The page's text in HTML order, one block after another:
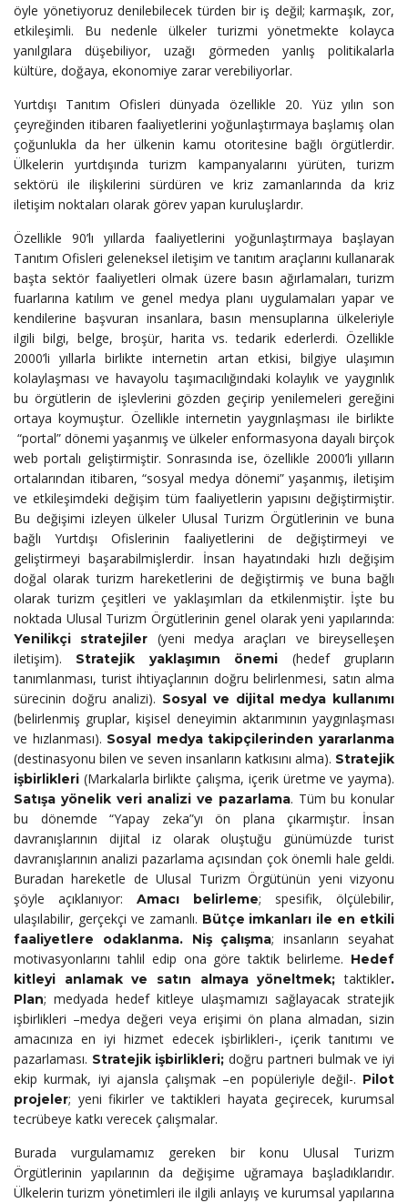
öyle yönetiyoruz denilebilecek türden bir iş değil; karmaşık, zor,
etkileşimli. Bu nedenle ülkeler turizmi yönetmekte kolayca
yanılgılara düşebiliyor, uzağı görmeden yanlış politikalarla
kültüre, doğaya, ekonomiye zarar verebiliyorlar.
Yurtdışı Tanıtım Ofisleri dünyada özellikle 20. Yüz yılın son
çeyreğinden itibaren faaliyetlerini yoğunlaştırmaya başlamış olan
çoğunlukla da her ülkenin kamu otoritesine bağlı örgütlerdir.
Ülkelerin yurtdışında turizm kampanyalarını yürüten, turizm
sektörü ile ilişkilerini sürdüren ve kriz zamanlarında da kriz
iletişim noktaları olarak görev yapan kuruluşlardır.
Özellikle 90’lı yıllarda faaliyetlerini yoğunlaştırmaya başlayan
Tanıtım Ofisleri geleneksel iletişim ve tanıtım araçlarını kullanarak
başta sektör faaliyetleri olmak üzere basın ağırlamaları, turizm
fuarlarına katılım ve genel medya planı uygulamaları yapar ve
kendilerine başvuran insanlara, basın mensuplarına ülkeleriyle
ilgili bilgi, belge, broşür, harita vs. tedarik ederlerdi. Özellikle
2000’li yıllarla birlikte internetin artan etkisi, bilgiye ulaşımın
kolaylaşması ve havayolu taşımacılığındaki kolaylık ve yaygınlık
bu örgütlerin de işlevlerini gözden geçirip yenilemeleri gereğini
ortaya koymuştur. Özellikle internetin yaygınlaşması ile birlikte
“portal” dönemi yaşanmış ve ülkeler enformasyona dayalı birçok
web portalı geliştirmiştir. Sonrasında ise, özellikle 2000’li yılların
ortalarından itibaren, “sosyal medya dönemi” yaşanmış, iletişim
ve etkileşimdeki değişim tüm faaliyetlerin yapısını değiştirmiştir.
Bu değişimi izleyen ülkeler Ulusal Turizm Örgütlerinin ve buna
bağlı Yurtdışı Ofislerinin faaliyetlerini de değiştirmeyi ve
geliştirmeyi başarabilmişlerdir. İnsan hayatındaki hızlı değişim
doğal olarak turizm hareketlerini de değiştirmiş ve buna bağlı
olarak turizm çeşitleri ve yaklaşımları da etkilenmiştir. İşte bu
noktada Ulusal Turizm Örgütlerinin genel olarak yeni yapılarında:
Yenilikçi stratejiler (yeni medya araçları ve bireyselleşen
iletişim). Stratejik yaklaşımın önemi (hedef grupların
tanımlanması, turist ihtiyaçlarının doğru belirlenmesi, satın alma
sürecinin doğru analizi). Sosyal ve dijital medya kullanımı
(belirlenmiş gruplar, kişisel deneyimin aktarımının yaygınlaşması
ve hızlanması). Sosyal medya takipçilerinden yararlanma
(destinasyonu bilen ve seven insanların katkısını alma). Stratejik
işbirlikleri (Markalarla birlikte çalışma, içerik üretme ve yayma).
Satışa yönelik veri analizi ve pazarlama. Tüm bu konular
bu dönemde “Yapay zeka”yı ön plana çıkarmıştır. İnsan
davranışlarının dijital iz olarak oluştuğu günümüzde turist
davranışlarının analizi pazarlama açısından çok önemli hale geldi.
Buradan hareketle de Ulusal Turizm Örgütünün yeni vizyonu
şöyle açıklanıyor: Amacı belirleme; spesifik, ölçülebilir,
ulaşılabilir, gerçekçi ve zamanlı. Bütçe imkanları ile en etkili
faaliyetlere odaklanma. Niş çalışma; insanların seyahat
motivasyonlarını tahlil edip ona göre taktik belirleme. Hedef
kitleyi anlamak ve satın almaya yöneltmek; taktikler.
Plan; medyada hedef kitleye ulaşmamızı sağlayacak stratejik
işbirlikleri –medya değeri veya erişimi ön plana almadan, sizin
amacınıza en iyi hizmet edecek işbirlikleri-, içerik tanıtımı ve
pazarlaması. Stratejik işbirlikleri; doğru partneri bulmak ve iyi
ekip kurmak, iyi ajansla çalışmak –en popüleriyle değil-. Pilot
projeler; yeni fikirler ve taktikleri hayata geçirecek, kurumsal
tecrübeye katkı verecek çalışmalar.
Burada vurgulamamız gereken bir konu Ulusal Turizm
Örgütlerinin yapılarının da değişime uğramaya başladıklarıdır.
Ülkelerin turizm yönetimleri ile ilgili anlayış ve kurumsal yapılarına